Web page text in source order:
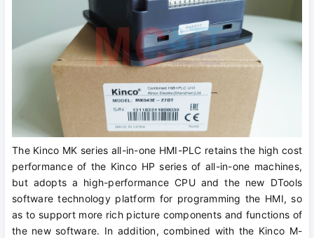
The Kinco MK series all-in-one HMI-PLC retains the high cost
performance of the Kinco HP series of all-in-one machines,
but adopts a high-performance CPU and the new DTools
software technology platform for programming the HMI, so
as to support more rich picture components and functions of
the new software. In addition, combined with the Kinco M-